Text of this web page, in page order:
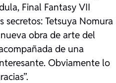
Final Fantasy VII
secretos: Tetsuya Nomura
obra de arte del
de una
Obviamente lo